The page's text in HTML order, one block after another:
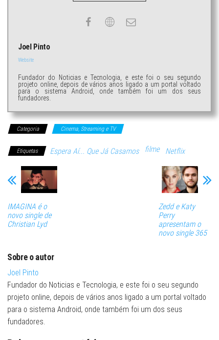
Joel Pinto
Website
Fundador do Noticias e Tecnologia, e este foi o seu segundo
projeto online, depois de vários anos ligado a um portal voltado
para o sistema Android, onde também foi um dos seus
fundadores.
Categoria Cinema, Streaming e TV
Etiquetas Espera Aí... Que Já Casamos filme Netflix
IMAGINA é o
novo single de
Christian Lyd
Zedd e Katy
Perry
apresentam o
novo single 365
Sobre o autor
Joel Pinto
Fundador do Noticias e Tecnologia, e este foi o seu segundo
projeto online, depois de vários anos ligado a um portal voltado
para o sistema Android, onde também foi um dos seus
fundadores.